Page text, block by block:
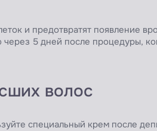
и предотвратят появление
через 5 дней после процедуры,
волос
специальный крем после